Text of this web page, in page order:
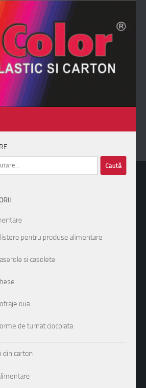
pentru produse alimentare
si casolete
oua
de turnat ciocolata
din carton